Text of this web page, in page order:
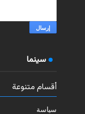
سينما
أقسام متنوعة
سياسة